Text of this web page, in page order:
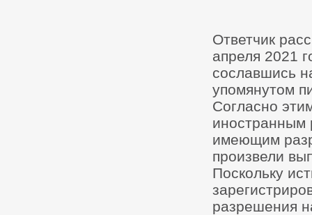
Ответчик
апреля 2021
сославшись
упомянутом
Согласно
иностранным
имеющим
произвели
Поскольку
разрешения